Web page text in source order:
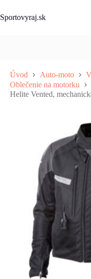
to
content
Sportovyraj.sk
Úvod Auto-moto
Oblečenie na motorku
Helite Vented,